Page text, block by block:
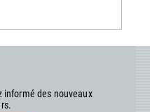
informé des nouveaux